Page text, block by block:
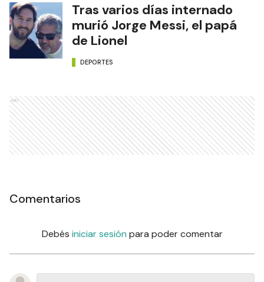
Tras varios días internado
murió Jorge Messi, el papá
de Lionel
DEPORTES
Ads
Comentarios
Debés iniciar sesión para poder comentar